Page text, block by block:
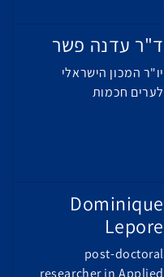
ד"ר עדנה פשר
יו"ר המכון הישראלי
לערים חכמות
Dominique
Lepore
post-doctoral
researcher in Applied